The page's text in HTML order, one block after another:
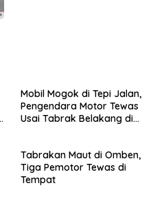
Mobil Mogok di Tepi Jalan,
Pengendara Motor Tewas
Usai Tabrak Belakang di
Tabrakan Maut di Omben,
Tiga Pemotor Tewas di
Tempat